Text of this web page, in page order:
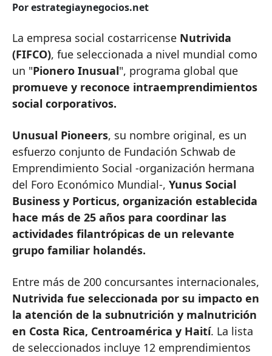
Por estrategiaynegocios.net
La empresa social costarricense Nutrivida
(FIFCO), fue seleccionada a nivel mundial como
un "Pionero Inusual", programa global que
promueve y reconoce intraemprendimientos
social corporativos.
Unusual Pioneers, su nombre original, es un
esfuerzo conjunto de Fundación Schwab de
Emprendimiento Social -organización hermana
del Foro Económico Mundial-, Yunus Social
Business y Porticus, organización establecida
hace más de 25 años para coordinar las
actividades filantrópicas de un relevante
grupo familiar holandés.
Entre más de 200 concursantes internacionales,
Nutrivida fue seleccionada por su impacto en
la atención de la subnutrición y malnutrición
en Costa Rica, Centroamérica y Haití. La lista
de seleccionados incluye 12 emprendimientos